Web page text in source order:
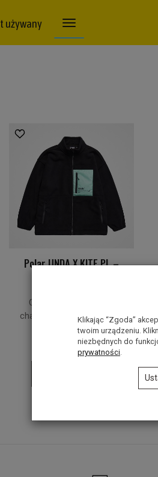
używany
Polar UNDA X KITE.PL –
Ciepły, funkcjonalny, z
charakterem.Stworzony w
Gdyni.
420,00 zł
Klikając “Zgoda”
twoim urządzeniu.
niezbędnych do
prywatności.